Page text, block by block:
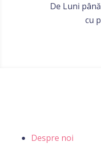
De Luni
cu
Despre noi